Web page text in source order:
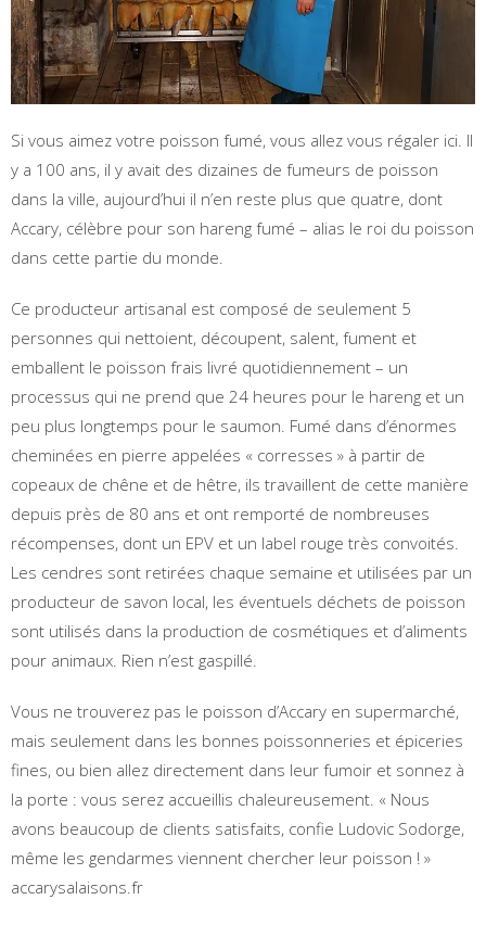
Si vous aimez votre poisson fumé, vous allez vous régaler ici. Il
y a 100 ans, il y avait des dizaines de fumeurs de poisson
dans la ville, aujourd’hui il n’en reste plus que quatre, dont
Accary, célèbre pour son hareng fumé – alias le roi du poisson
dans cette partie du monde.
Ce producteur artisanal est composé de seulement 5
personnes qui nettoient, découpent, salent, fument et
emballent le poisson frais livré quotidiennement – ​​un
processus qui ne prend que 24 heures pour le hareng et un
peu plus longtemps pour le saumon. Fumé dans d’énormes
cheminées en pierre appelées « corresses » à partir de
copeaux de chêne et de hêtre, ils travaillent de cette manière
depuis près de 80 ans et ont remporté de nombreuses
récompenses, dont un EPV et un label rouge très convoités.
Les cendres sont retirées chaque semaine et utilisées par un
producteur de savon local, les éventuels déchets de poisson
sont utilisés dans la production de cosmétiques et d’aliments
pour animaux. Rien n’est gaspillé.
Vous ne trouverez pas le poisson d’Accary en supermarché,
mais seulement dans les bonnes poissonneries et épiceries
fines, ou bien allez directement dans leur fumoir et sonnez à
la porte : vous serez accueillis chaleureusement. « Nous
avons beaucoup de clients satisfaits, confie Ludovic Sodorge,
même les gendarmes viennent chercher leur poisson ! »
accarysalaisons.fr